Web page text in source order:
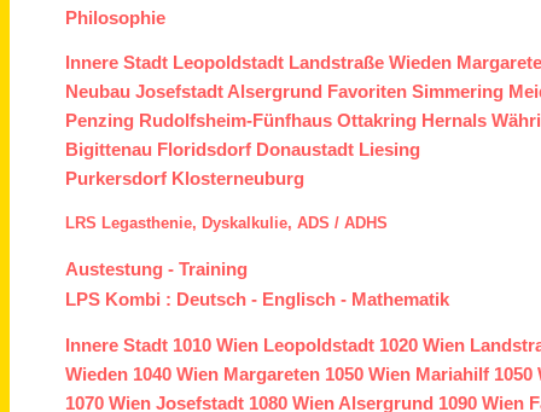
Philosophie
Innere Stadt Leopoldstadt Landstraße Wieden
Neubau Josefstadt Alsergrund Favoriten Simmering
Penzing Rudolfsheim-Fünfhaus Ottakring Hernals
Bigittenau Floridsdorf Donaustadt Liesing
Purkersdorf Klosterneuburg
LRS Legasthenie, Dyskalkulie, ADS / ADHS
Austestung -Training
LPS Kombi : Deutsch - Englisch - Mathematik
Innere Stadt 1010 Wien Leopoldstadt 1020 Wien
Wieden 1040 Wien Margareten 1050 Wien Mariahilf 1050
1070 Wien Josefstadt 1080 Wien Alsergrund 1090 Wien